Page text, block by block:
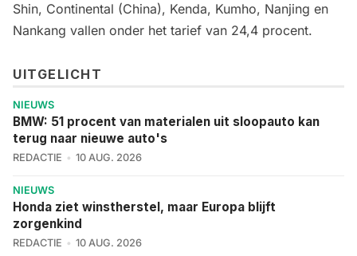
Shin, Continental (China), Kenda, Kumho, Nanjing en
Nankang vallen onder het tarief van 24,4 procent.
UITGELICHT
NIEUWS
BMW: 51 procent van materialen uit sloopauto kan
terug naar nieuwe auto's
REDACTIE 10 AUG. 2026
NIEUWS
Honda ziet winstherstel, maar Europa blijft
zorgenkind
REDACTIE 10 AUG. 2026